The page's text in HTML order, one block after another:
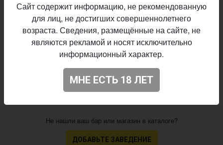
Стиль:
Freeze-Distilled Beer
Алкоголь:
6,8%
выпуска:
10.06.2026
N/A
Не нашли ваш бар или магазин в каталоге?
ДОБАВЬТЕ ЗАВЕДЕНИЕ
Сайт содержит информацию, не рекомендованную
для лиц, не достигших совершеннолетнего
возраста. Сведения, размещённые на сайте, не
являются рекламой и носят исключительно
информационный характер.
МНЕ ЕСТЬ 18 ЛЕТ